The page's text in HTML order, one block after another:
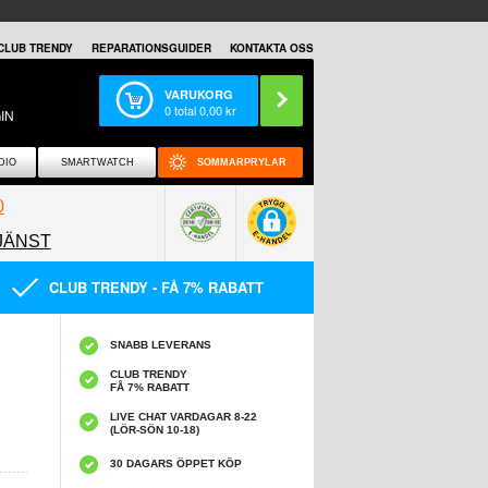
TRENDY REPARATIONSGUIDER KONTAKTA OSS
VARUKORG
0total0,00kr
SMARTWATCH SOMMARPRYLAR
CLUB TRENDY - FÅ 7% RABATT
SNABB LEVERANS
CLUB TRENDY
FÅ 7% RABATT
LIVE CHAT VARDAGAR 8-22
(LÖR-SÖN 10-18)
30 DAGARS ÖPPET KÖP